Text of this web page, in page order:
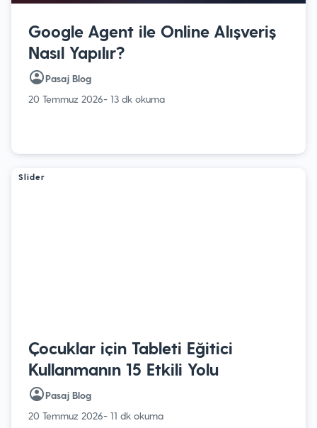
Google Agent ile Online Alışveriş
Nasıl Yapılır?
Pasaj Blog
20 Temmuz 2026- 13 dk okuma
Slider
Çocuklar için Tableti Eğitici
Kullanmanın 15 Etkili Yolu
Pasaj Blog
20 Temmuz 2026- 11 dk okuma